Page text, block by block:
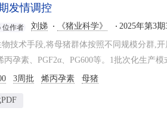
发情调控
位作者 刘娣 《猪业科学》 2025年第3
技术手段,将母猪群体按照不同规模分群,
孕素、PGF2α、PG600等。1批次化生产
3周批 烯丙孕素 母猪